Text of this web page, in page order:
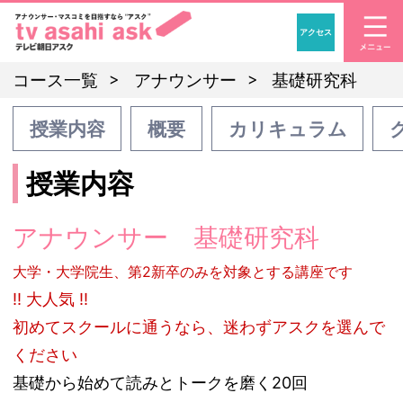
「アナウンサー・マ
アクセス
コース一覧 アナウンサー 基礎研究科
授業内容 概要 カリキュラム
授業内容
アナウンサー 基礎研究科
大学・大学院生、第2新卒のみを対象とする講座です
!! 大人気 !!
初めてスクールに通うなら、迷わずアスクを選んで
ください
基礎から始めて読みとトークを磨く20回